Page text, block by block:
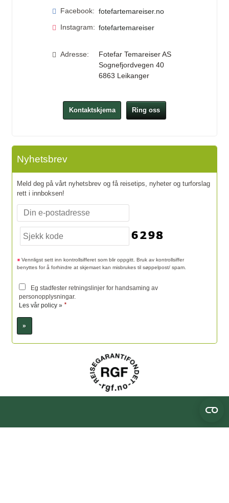
Facebook: fotefartemareiser.no
Instagram: fotefartemareiser
Adresse:
Fotefar Temareiser AS
Sognefjordvegen 40
6863 Leikanger
Kontaktskjema Ring oss
Nyhetsbrev
Meld deg på vårt nyhetsbrev og få reisetips, nyheter og turforslag
rett i innboksen!
Vennligst sett inn kontrollsifferet som blir oppgitt. Bruk av kontrollsiffer
benyttes for å forhindre at skjemaet kan misbrukes til søppelpost/ spam.
Eg stadfester retningslinjer for handsaming av
personopplysningar.
Les vår policy » *
Sosiale medier